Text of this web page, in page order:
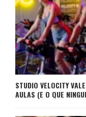
STUDIO VELOCITY
AULAS (E O QUE